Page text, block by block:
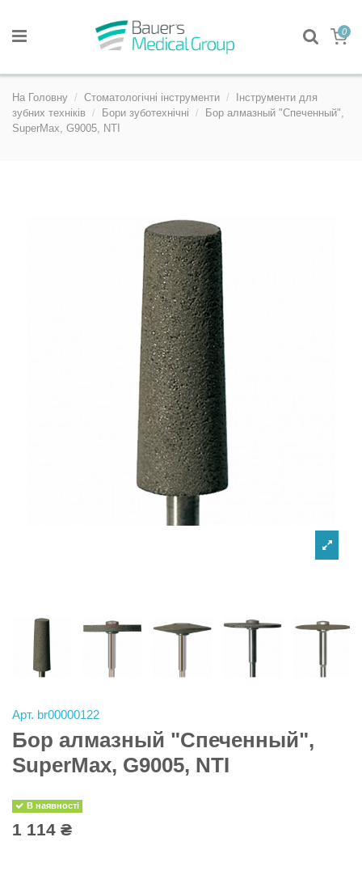
0
На Головну Стоматологічні інструменти
Інструменти для
зубних техніків
Бори зуботехнічні
Бор алмазный "Спеченный",
SuperMax, G9005, NTI
Арт. br00000122
Бор алмазный "Спеченный",
SuperMax, G9005, NTI
В наявності
1 114 ₴